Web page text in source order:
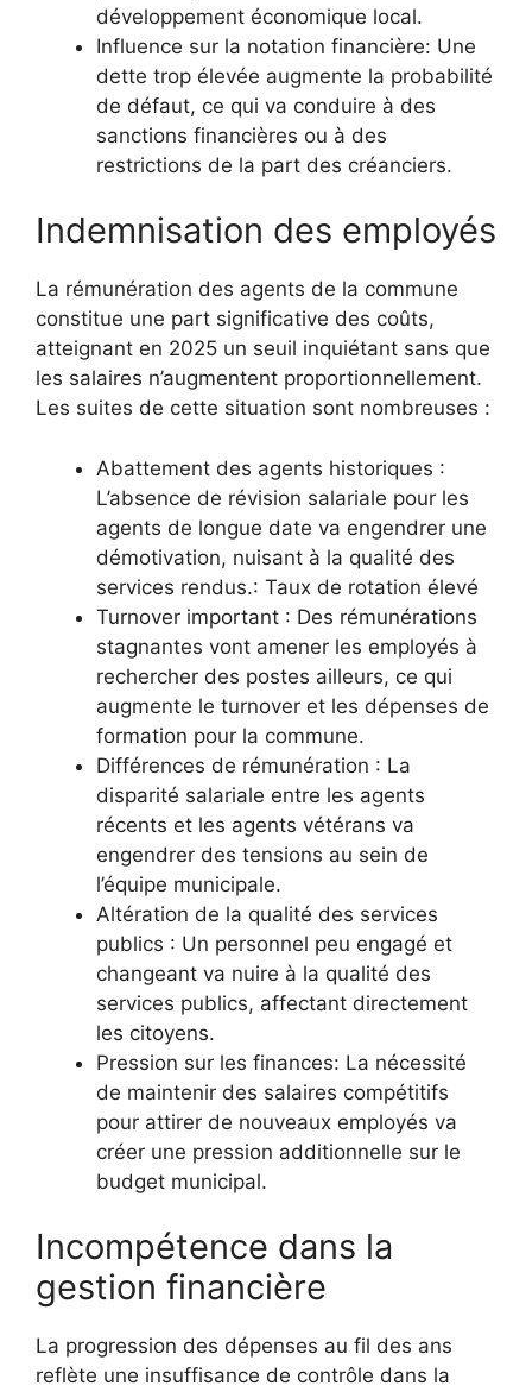
développement économique local.
Influence sur la notation financière: Une
dette trop élevée augmente la probabilité
de défaut, ce qui va conduire à des
sanctions financières ou à des
restrictions de la part des créanciers.
Indemnisation des employés
La rémunération des agents de la commune
constitue une part significative des coûts,
atteignant en 2025 un seuil inquiétant sans que
les salaires n’augmentent proportionnellement.
Les suites de cette situation sont nombreuses :
Abattement des agents historiques :
L’absence de révision salariale pour les
agents de longue date va engendrer une
démotivation, nuisant à la qualité des
services rendus.: Taux de rotation élevé
Turnover important : Des rémunérations
stagnantes vont amener les employés à
rechercher des postes ailleurs, ce qui
augmente le turnover et les dépenses de
formation pour la commune.
Différences de rémunération : La
disparité salariale entre les agents
récents et les agents vétérans va
engendrer des tensions au sein de
l’équipe municipale.
Altération de la qualité des services
publics : Un personnel peu engagé et
changeant va nuire à la qualité des
services publics, affectant directement
les citoyens.
Pression sur les finances: La nécessité
de maintenir des salaires compétitifs
pour attirer de nouveaux employés va
créer une pression additionnelle sur le
budget municipal.
Incompétence dans la
gestion financière
La progression des dépenses au fil des ans
reflète une insuffisance de contrôle dans la